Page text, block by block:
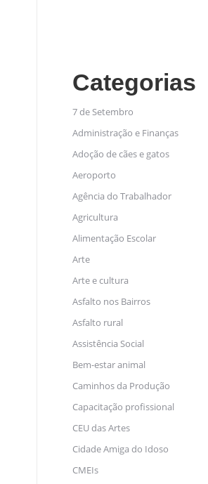
Categorias
7 de Setembro
Administração e Finanças
Adoção de cães e gatos
Aeroporto
Agência do Trabalhador
Agricultura
Alimentação Escolar
Arte
Arte e cultura
Asfalto nos Bairros
Asfalto rural
Assistência Social
Bem-estar animal
Caminhos da Produção
Capacitação profissional
CEU das Artes
Cidade Amiga do Idoso
CMEIs